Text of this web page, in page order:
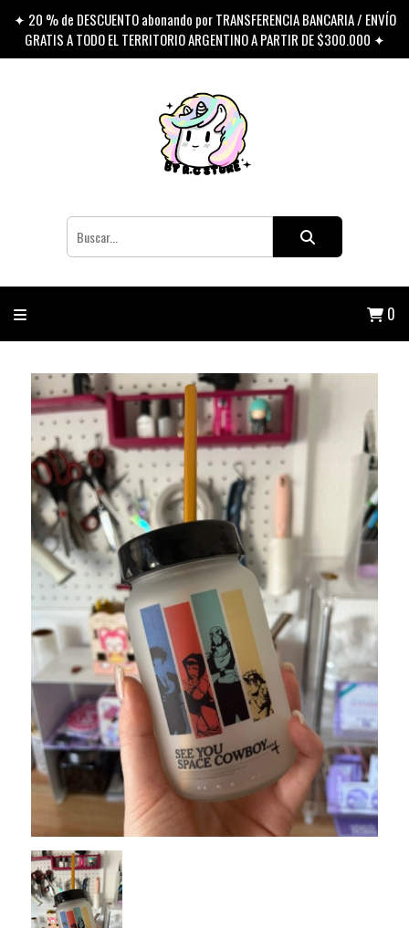
✦ 20 % de DESCUENTO abonando por TRANSFERENCIA BANCARIA / ENVÍO
GRATIS A TODO EL TERRITORIO ARGENTINO A PARTIR DE $300.000 ✦
0